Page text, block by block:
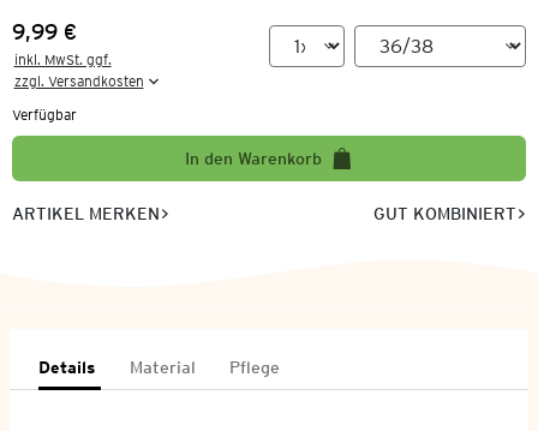
Preis:
9,99 €
inkl. MwSt. ggf.
zzgl. Versandkosten
Verfügbar
In den Warenkorb
ARTIKEL MERKEN GUT KOMBINIERT
Details Material Pflege